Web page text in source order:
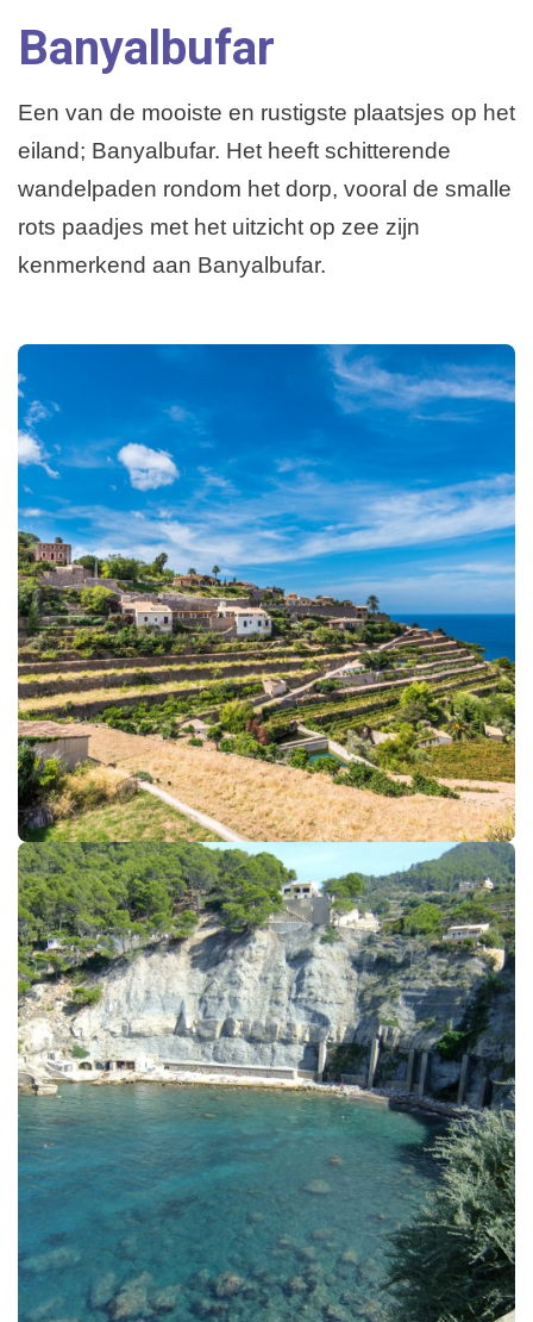
Banyalbufar
Een van de mooiste en rustigste plaatsjes op het
eiland; Banyalbufar. Het heeft schitterende
wandelpaden rondom het dorp, vooral de smalle
rots paadjes met het uitzicht op zee zijn
kenmerkend aan Banyalbufar.
Playa de Palma
Overige plaatsen
Weerbericht